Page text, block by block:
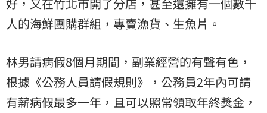
人的海鮮團購群組，專賣漁貨、生魚片。
林男請病假8個月期間，副業經營的有聲有色，
根據《公務人員請假規則》， 公務員2年內可請
有薪病假最多一年，且可以照常領取年終獎金，